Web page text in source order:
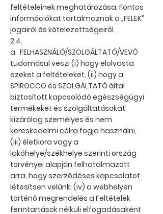
feltételeinek meghatározása. Fontos
információkat tartalmaznak a „FELEK”
jogairól és kötelezettségeiről.
2.4.
a. FELHASZNÁLÓ/SZOLGÁLTATÓ/VEVŐ
tudomásul veszi (i) hogy elolvasta
ezeket a feltételeket, (ii) hogy a
SPIROCCO és SZOLGÁLTATÓ által
biztosított kapcsolódó egészségügyi
termékeket és szolgáltatásokat
kizárólag személyes és nem
kereskedelmi célra fogja használni,
(iii) életkora vagy a
lakóhelye/székhelye szerinti ország
törvényei alapján felhatalmazott
arra, hogy szerződéses kapcsolatot
létesítsen velünk; (iv) a webhelyen
történő megrendelés a Feltételek
fenntartások nélküli elfogadásaként